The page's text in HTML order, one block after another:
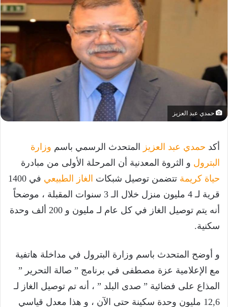
حمدي عبد العزيز
أكد حمدي عبد العزيز المتحدث الرسمي باسم وزارة
البترول و الثروة المعدنية أن المرحلة الأولى من مبادرة
حياة كريمة تتضمن توصيل شبكات الغاز الطبيعي
في 1400
قرية لـ 4 مليون منزل خلال الـ 3 سنوات المقبلة ، موضحاً
أنه يتم توصيل الغاز في كل عام لـ مليون و 200 ألف وحدة
سكنية.
و أوضح المتحدث باسم وزارة البترول في مداخلة هاتفية
مع الإعلامية عزة مصطفى في برنامج ” صالة التحرير ”
المذاع على فضائية ” صدى البلد ” ، أنه تم توصيل الغاز لـ
12,6 مليون وحدة سكينة حتى الآن ، و هذا معدل قياسي